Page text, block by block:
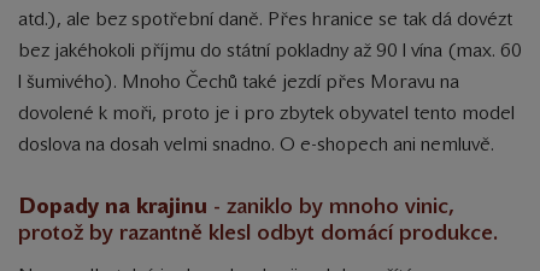
atd.), ale bez spotřební daně. Přes hranice se tak dá dovézt
bez jakéhokoli příjmu do státní pokladny až 90 l vína (max. 60
l šumivého). Mnoho Čechů také jezdí přes Moravu na
dovolené k moři, proto je i pro zbytek obyvatel tento model
doslova na dosah velmi snadno. O e-shopech ani nemluvě.
Dopady na krajinu - zaniklo by mnoho vinic,
protož by razantně klesl odbyt domácí produkce.